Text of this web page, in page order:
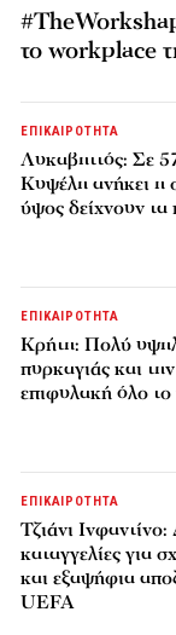
το workplace
ΕΠΙΚΑΙΡΟΤΗΤΑ
Λυκαβηττός: Σε
Κυψέλη ανήκει
ύψος δείχνουν
ΕΠΙΚΑΙΡΟΤΗΤΑ
Κρήτη: Πολύ
πυρκαγιάς και
επιφυλακή όλο το
ΕΠΙΚΑΙΡΟΤΗΤΑ
Τζιάνι
καταγγελίες για
και εξαψήφια
UEFA